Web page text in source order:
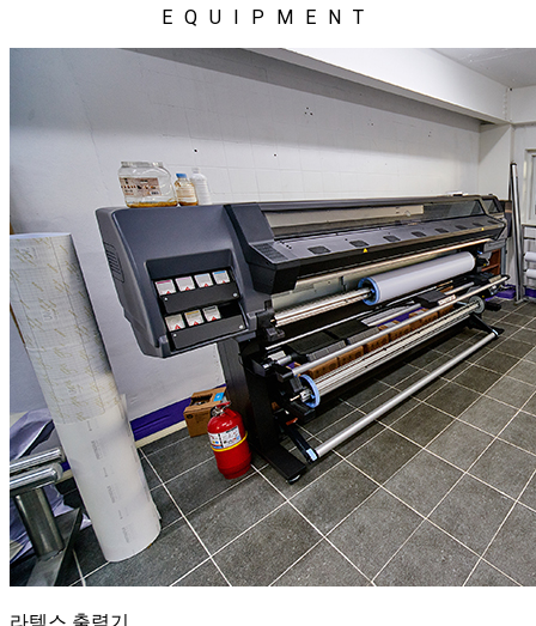
EQUIPMENT
라텍스 출력기